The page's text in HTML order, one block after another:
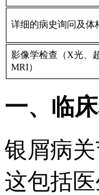
详细的病史询问及体
影像学检查（X光、
MRI）
一、临
银屑病
这包括